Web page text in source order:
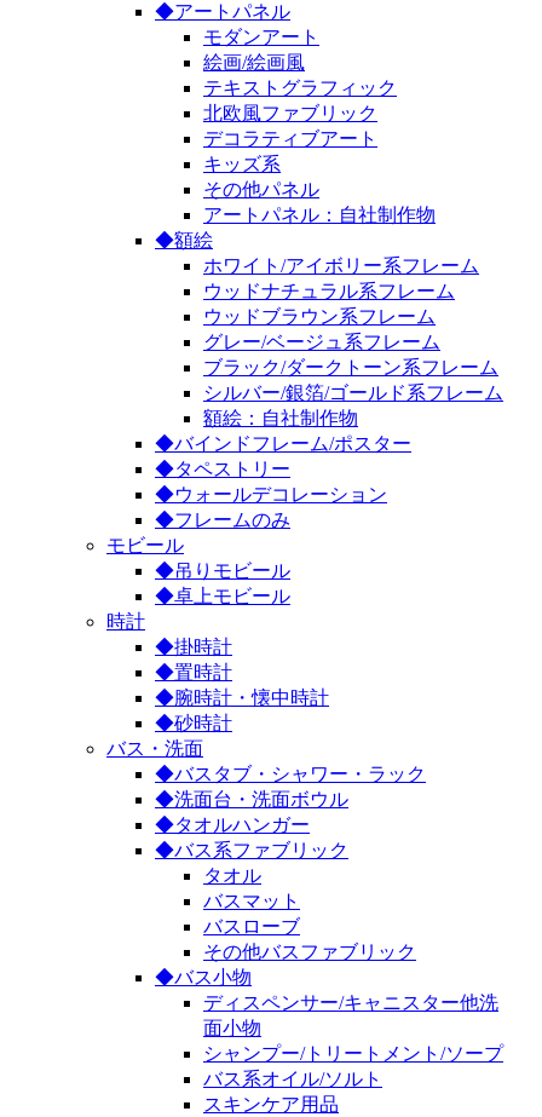
◆アートパネル
モダンアート
絵画/絵画風
テキストグラフィック
北欧風ファブリック
デコラティブアート
キッズ系
その他パネル
アートパネル：自社制作物
◆額絵
ホワイト/アイボリー系フレーム
ウッドナチュラル系フレーム
ウッドブラウン系フレーム
グレー/ベージュ系フレーム
ブラック/ダークトーン系フレーム
シルバー/銀箔/ゴールド系フレーム
額絵：自社制作物
◆バインドフレーム/ポスター
◆タペストリー
◆ウォールデコレーション
◆フレームのみ
モビール
◆吊りモビール
◆卓上モビール
時計
◆掛時計
◆置時計
◆腕時計・懐中時計
◆砂時計
バス・洗面
◆バスタブ・シャワー・ラック
◆洗面台・洗面ボウル
◆タオルハンガー
◆バス系ファブリック
タオル
バスマット
バスローブ
その他バスファブリック
◆バス小物
ディスペンサー/キャニスター他洗
面小物
シャンプー/トリートメント/ソープ
バス系オイル/ソルト
スキンケア用品